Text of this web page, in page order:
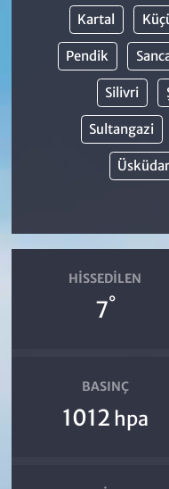
Kartal
Pendik
Silivri
Sultangazi
Üsküdar
HISSEDILEN
7°
BASINÇ
1012 hpa